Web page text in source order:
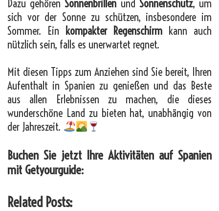
Dazu gehörenSonnenbrillen und Sonnenschutz, um
sich vor der Sonne zu schützen, insbesondere im
Sommer. Ein
kompakter Regenschirm kann auch
nützlich sein, falls es unerwartet regnet.
Mit diesen Tipps zum Anziehen sind Sie bereit, Ihren
Aufenthalt in Spanien zu genießen und das Beste
aus allen Erlebnissen zu machen, die dieses
wunderschöne Land zu bieten hat, unabhängig von
der Jahreszeit.
Buchen Sie jetzt Ihre Aktivitäten auf Spanien
mit Getyourguide:
Related Posts: